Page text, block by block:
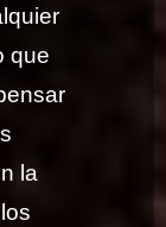
que
la